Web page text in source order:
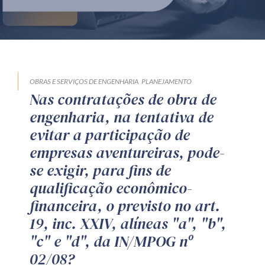
Produtos e serviços
Orientação por Escrito
Mentoria Zênite
Capacitação
Zênite Online
Eventos presenciais
Zênite in Company
Diferenciais
OBRAS E SERVIÇOS DE ENGENHARIA PLANEJAMENTO
Nas contratações de obra de
engenharia, na tentativa de
evitar a participação de
empresas aventureiras, pode-
se exigir, para fins de
qualificação econômico-
financeira, o previsto no art.
19, inc. XXIV, alíneas "a", "b",
"c" e "d", da IN/MPOG nº
02/08?